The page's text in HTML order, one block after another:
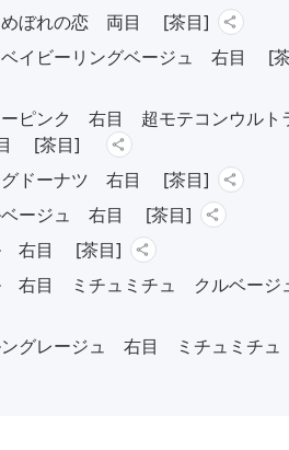
めぼれの恋 両目 [茶目]
イビーリングベージュ 右目 [
ピンク 右目 超モテコンウルト
目 [茶目]
グドーナツ 右目 [茶目]
ベージュ 右目 [茶目]
右目 [茶目]
右目 ミチュミチュ クルベー
ングレージュ 右目 ミチュミチ